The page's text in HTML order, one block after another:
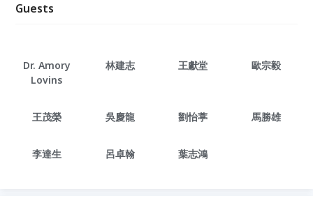
Guests
Dr. Amory
Lovins
林建志 王獻堂 歐宗毅
王茂榮 吳慶龍 劉怡葶 馬勝雄
李達生 呂卓翰 葉志鴻